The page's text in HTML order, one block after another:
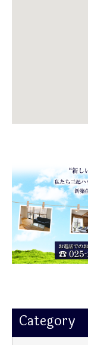
Category